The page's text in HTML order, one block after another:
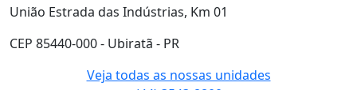
União Estrada das Indústrias, Km 01
CEP 85440-000 - Ubiratã - PR
Veja todas as nossas unidades